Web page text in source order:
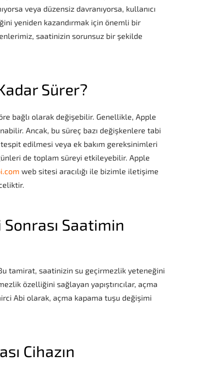
veya düzensiz davranıyorsa, kullanıcı
yeniden kazandırmak için önemli bir
saatinizin sorunsuz bir şekilde
Sürer?
bağlı olarak değişebilir. Genellikle, Apple
Ancak, bu süreç bazı değişkenlere tabi
edilmesi veya ek bakım gereksinimleri
de toplam süreyi etkileyebilir. Apple
web sitesi aracılığı ile bizimle iletişime
Saatimin
tamirat, saatinizin su geçirmezlik yeteneğini
özelliğini sağlayan yapıştırıcılar, açma
Abi olarak, açma kapama tuşu değişimi
Cihazın